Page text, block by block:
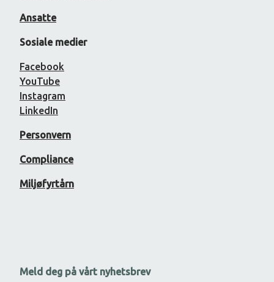
Ansatte
Sosiale medier
Facebook
YouTube
Instagram
LinkedIn
Personvern
Compliance
Miljøfyrtårn
Meld deg på vårt nyhetsbrev